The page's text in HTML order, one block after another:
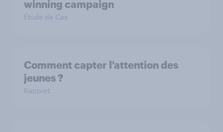
winning campaign
Étude de Cas
Comment capter l'attention des
jeunes ?
Rapport